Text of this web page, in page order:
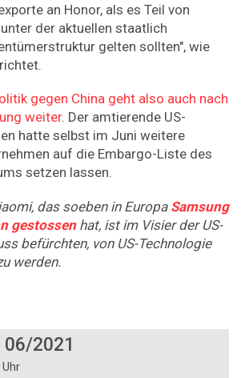
an Honor, als es Teil von
der aktuellen staatlich
gelten sollten", wie
gegen China geht also auch nach
weiter. Der amtierende US-
hatte selbst im Juni weitere
auf die Embargo-Liste des
setzen lassen.
das soeben in Europa Samsung
gestossenhat, ist im Visier der US-
befürchten, von US-Technologie
werden.
06/2021